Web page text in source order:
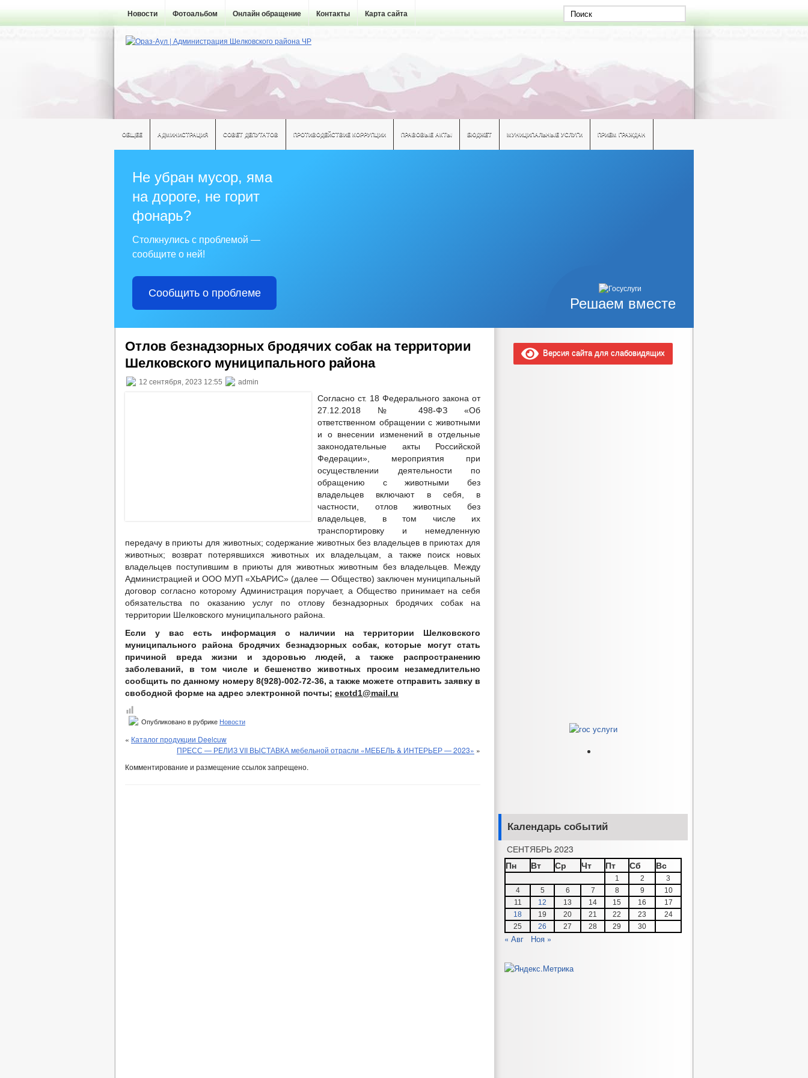
Новости Фотоальбом Онлайн обращение Контакты Карта сайта
ОБЩЕЕ АДМИНИСТРАЦИЯ СОВЕТ ДЕПУТАТОВ ПРОТИВОДЕЙСТВИЕ КОРРУПЦИИ ПРАВОВЫЕ АКТЫ БЮДЖЕТ МУНИЦИПАЛЬНЫЕ УСЛУГИ ПРИЕМ ГРАЖДАН
Решаем вместе
Не убран мусор, яма
на дороге, не горит
фонарь?
Столкнулись с проблемой —
сообщите о ней!
Сообщить о проблеме
Отлов безнадзорных бродячих собак на территории
Шелковского муниципального района
12 сентября, 2023 12:55 admin
Согласно ст. 18 Федерального закона от
27.12.2018 № 498-ФЗ «Об
ответственном обращении с животными
и о внесении изменений в отдельные
законодательные акты Российской
Федерации», мероприятия при
осуществлении деятельности по
обращению с животными без
владельцев включают в себя, в
частности, отлов животных без
владельцев, в том числе их
транспортировку и немедленную
передачу в приюты для животных; содержание животных без владельцев в приютах для
животных; возврат потерявшихся животных их владельцам, а также поиск новых
владельцев поступившим в приюты для животных животным без владельцев. Между
Администрацией и ООО МУП «ХЬАРИС» (далее — Общество) заключен муниципальный
договор согласно которому Администрация поручает, а Общество принимает на себя
обязательства по оказанию услуг по отлову безнадзорных бродячих собак на
территории Шелковского муниципального района.
Если у вас есть информация о наличии на территории Шелковского
муниципального района бродячих безнадзорных собак, которые могут стать
причиной вреда жизни и здоровью людей, а также распространению
заболеваний, в том числе и бешенство животных просим незамедлительно
сообщить по данному номеру 8(928)-002-72-36, а также можете отправить заявку в
свободной форме на адрес электронной почты; eкotd1@mail.ru
Опубликовано в рубрике Новости
« Каталог продукции Deelcuw
ПРЕСС — РЕЛИЗ VII ВЫСТАВКА мебельной отрасли «МЕБЕЛЬ & ИНТЕРЬЕР — 2023» »
Комментирование и размещение ссылок запрещено.
Версия сайта для слабовидящих
Календарь событий
СЕНТЯБРЬ 2023
Пн
Вт Ср Чт Пт Сб Вс
1 2
3
4
5 6 7 8 9
10
11
12 13 14 15 16
17
18
19 20 21 22 23
24
25
26 27 28 29 30
« Авг Ноя »